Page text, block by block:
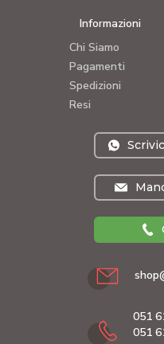
Informazioni
Chi Siamo
Pagamenti
Spedizioni
Resi
051
051